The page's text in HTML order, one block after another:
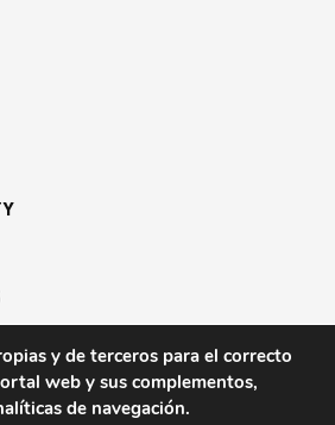
y de terceros para el correcto
web y sus complementos,
de navegación.